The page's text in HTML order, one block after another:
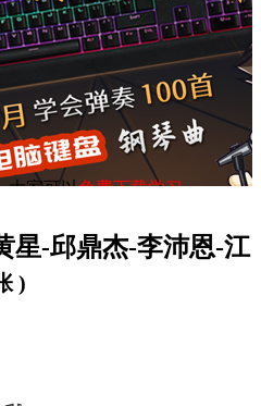
大家可以免费下载学习。
星-邱鼎杰-李沛恩-江
)